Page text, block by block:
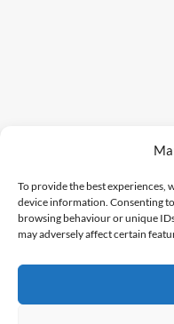
To provide the best experiences,
device information. Consenting
browsing behaviour or unique
may adversely affect certain